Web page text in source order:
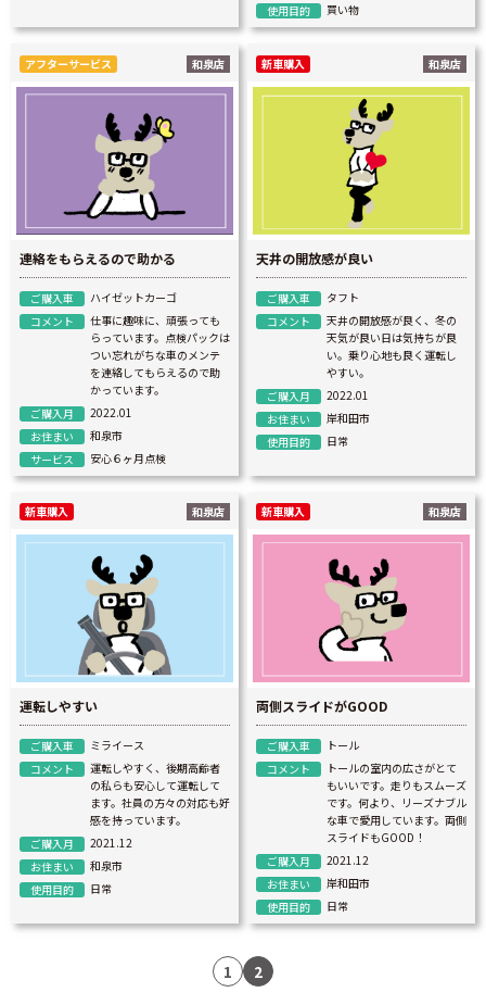
使用目的
買い物
アフターサービス 和泉店
連絡をもらえるので助かる
ご購入車
ハイゼットカーゴ
コメント
仕事に趣味に、頑張っても
らっています。点検パックは
つい忘れがちな車のメンテ
を連絡してもらえるので助
かっています。
ご購入月
2022.01
お住まい
和泉市
サービス
安心６ヶ月点検
新車購入 和泉店
天井の開放感が良い
ご購入車
タフト
コメント
天井の開放感が良く、冬の
天気が良い日は気持ちが良
い。乗り心地も良く運転し
やすい。
ご購入月
2022.01
お住まい
岸和田市
使用目的
日常
新車購入 和泉店
運転しやすい
ご購入車
ミライース
コメント
運転しやすく、後期高齢者
の私らも安心して運転して
ます。社員の方々の対応も好
感を持っています。
ご購入月
2021.12
お住まい
和泉市
使用目的
日常
新車購入 和泉店
両側スライドがGOOD
ご購入車
トール
コメント
トールの室内の広さがとて
もいいです。走りもスムーズ
です。何より、リーズナブル
な車で愛用しています。両側
スライドもGOOD！
ご購入月
2021.12
お住まい
岸和田市
使用目的
日常
1 2